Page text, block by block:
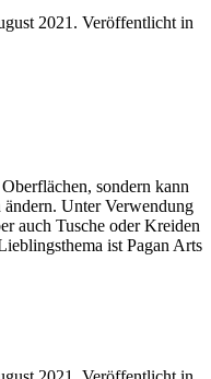
2021 . Veröffentlicht in
sondern kann
Unter Verwendung
auch Tusche oder Kreiden
ist Pagan Arts